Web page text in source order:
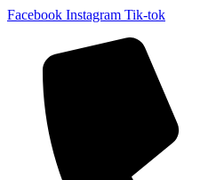
Facebook Instagram Tik-tok